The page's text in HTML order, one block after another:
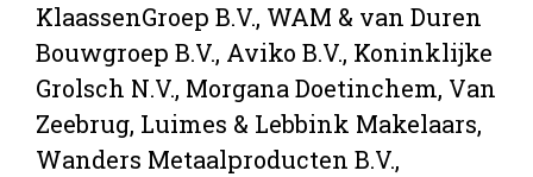
KlaassenGroep B.V., WAM & van Duren
Bouwgroep B.V., Aviko B.V., Koninklijke
Grolsch N.V., Morgana Doetinchem, Van
Zeebrug, Luimes & Lebbink Makelaars,
Wanders Metaalproducten B.V.,